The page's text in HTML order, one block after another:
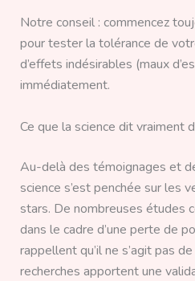
Notre conseil : commencez
pour tester la tolérance de
d’effets indésirables (maux
immédiatement.
Ce que la science dit vraiment
Au-delà des témoignages et
science s’est penchée sur les
stars. De nombreuses études
dans le cadre d’une perte de
rappellent qu’il ne s’agit pas
recherches apportent une